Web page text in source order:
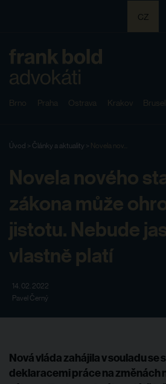
CZ
Brno Praha Ostrava Krakov Brusel
Úvod > Články a aktuality > Novela nov...
Novela nového
zákona může
jistotu. Nebude
vlastně platí
14. 02. 2022
Pavel Černý
Nová vláda zahájila v souladu
deklaracemi práce na změnách